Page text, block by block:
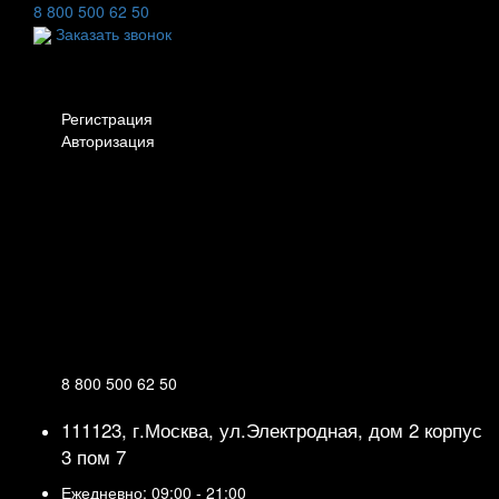
8 800 500 62 50
Заказать звонок
Регистрация
Авторизация
8 800 500 62 50
111123, г.Москва, ул.Электродная, дом 2 корпус
3 пом 7
Ежедневно: 09:00 - 21:00